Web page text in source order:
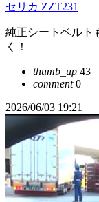
セリカ ZZT231
純正シートベルト
く！
thumb_up 43
comment0
2026/06/03 19:21